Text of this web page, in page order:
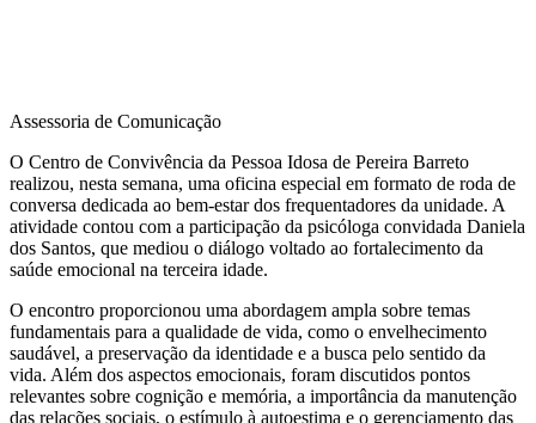
Assessoria de Comunicação
O Centro de Convivência da Pessoa Idosa de Pereira Barreto
realizou, nesta semana, uma oficina especial em formato de roda de
conversa dedicada ao bem-estar dos frequentadores da unidade. A
atividade contou com a participação da psicóloga convidada Daniela
dos Santos, que mediou o diálogo voltado ao fortalecimento da
saúde emocional na terceira idade.
O encontro proporcionou uma abordagem ampla sobre temas
fundamentais para a qualidade de vida, como o envelhecimento
saudável, a preservação da identidade e a busca pelo sentido da
vida. Além dos aspectos emocionais, foram discutidos pontos
relevantes sobre cognição e memória, a importância da manutenção
das relações sociais, o estímulo à autoestima e o gerenciamento das